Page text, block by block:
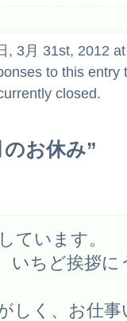
, 3月 31st, 2012
to this
closed.
お休み”
ています。
いちど挨拶
しく、お仕